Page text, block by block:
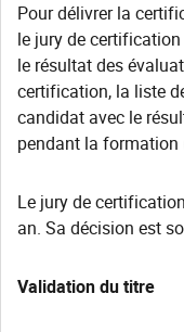
Pour délivrer la
le jury de
le résultat des
certification, la liste
candidat avec le
pendant la
Le jury de
an. Sa décision est
Validation du titre